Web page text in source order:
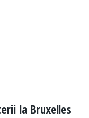
la Bruxelles